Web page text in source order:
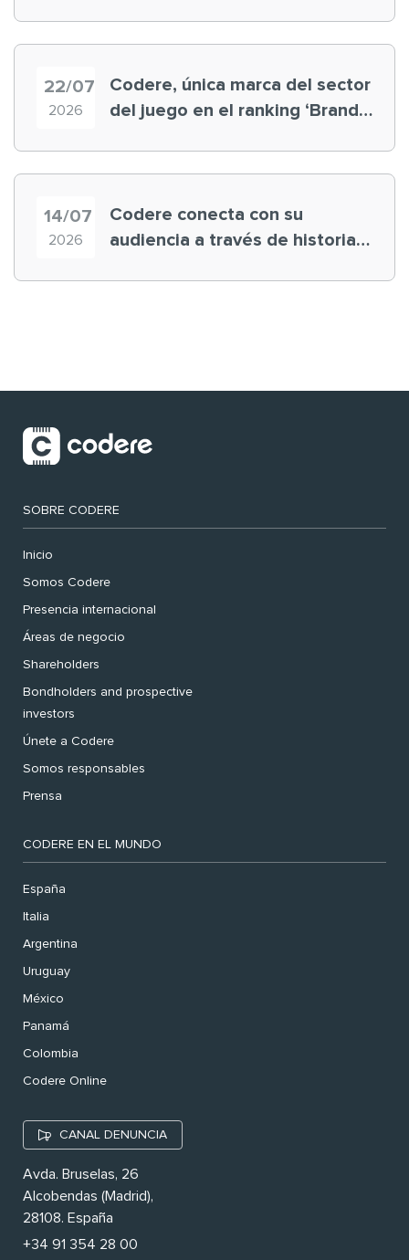
22/07
2026
Codere, única marca del sector
del juego en el ranking ‘Brand
14/07
2026
Codere conecta con su
audiencia a través de historias
SOBRE CODERE
Inicio
Somos Codere
Presencia internacional
Áreas de negocio
Shareholders
Bondholders and prospective
investors
Únete a Codere
Somos responsables
Prensa
CODERE EN EL MUNDO
España
Italia
Argentina
Uruguay
México
Panamá
Colombia
Codere Online
CANAL DENUNCIA
Avda. Bruselas, 26
Alcobendas (Madrid),
28108. España
+34 91 354 28 00